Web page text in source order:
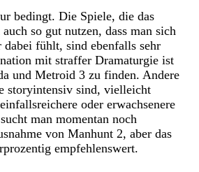
bedingt. Die Spiele, die das
so gut nutzen, dass man sich
fühlt, sind ebenfalls sehr
mit straffer Dramaturgie ist
und Metroid 3 zu finden. Andere
storyintensiv sind, vielleicht
oder erwachsenere
man momentan noch
von Manhunt 2, aber das
empfehlenswert.